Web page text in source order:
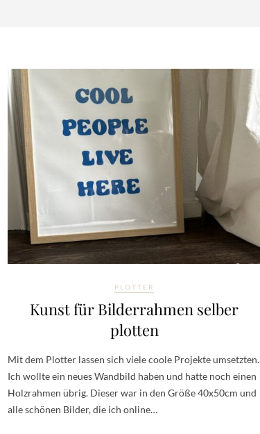
PLOTTER
Kunst für Bilderrahmen selber
plotten
Mit dem Plotter lassen sich viele coole Projekte umsetzten.
Ich wollte ein neues Wandbild haben und hatte noch einen
Holzrahmen übrig. Dieser war in den Größe 40x50cm und
alle schönen Bilder, die ich online…